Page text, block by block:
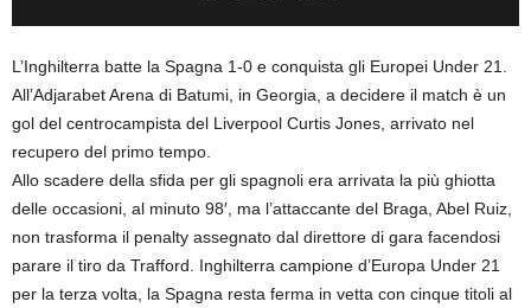
L’Inghilterra batte la Spagna 1-0 e conquista gli Europei Under 21.
All’Adjarabet Arena di Batumi, in Georgia, a decidere il match è un
gol del centrocampista del Liverpool Curtis Jones, arrivato nel
recupero del primo tempo.
Allo scadere della sfida per gli spagnoli era arrivata la più ghiotta
delle occasioni, al minuto 98′, ma l’attaccante del Braga, Abel Ruiz,
non trasforma il penalty assegnato dal direttore di gara facendosi
parare il tiro da Trafford. Inghilterra campione d’Europa Under 21
per la terza volta, la Spagna resta ferma in vetta con cinque titoli al